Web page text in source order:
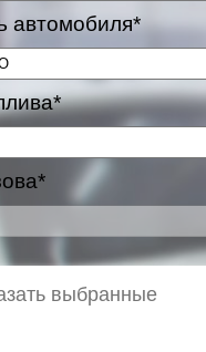
автомобиля*
выбранные